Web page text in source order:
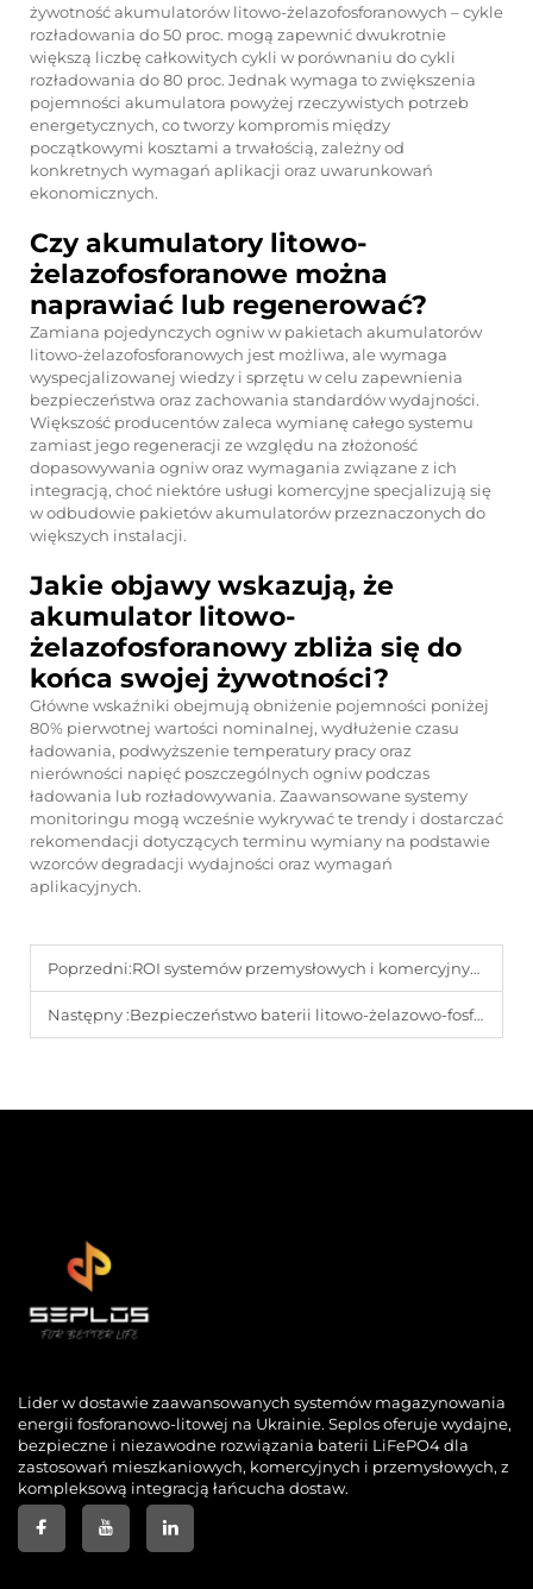
żywotność akumulatorów litowo-żelazofosforanowych – cykle
rozładowania do 50 proc. mogą zapewnić dwukrotnie
większą liczbę całkowitych cykli w porównaniu do cykli
rozładowania do 80 proc. Jednak wymaga to zwiększenia
pojemności akumulatora powyżej rzeczywistych potrzeb
energetycznych, co tworzy kompromis między
początkowymi kosztami a trwałością, zależny od
konkretnych wymagań aplikacji oraz uwarunkowań
ekonomicznych.
Czy akumulatory litowo-
żelazofosforanowe można
naprawiać lub regenerować?
Zamiana pojedynczych ogniw w pakietach akumulatorów
litowo-żelazofosforanowych jest możliwa, ale wymaga
wyspecjalizowanej wiedzy i sprzętu w celu zapewnienia
bezpieczeństwa oraz zachowania standardów wydajności.
Większość producentów zaleca wymianę całego systemu
zamiast jego regeneracji ze względu na złożoność
dopasowywania ogniw oraz wymagania związane z ich
integracją, choć niektóre usługi komercyjne specjalizują się
w odbudowie pakietów akumulatorów przeznaczonych do
większych instalacji.
Jakie objawy wskazują, że
akumulator litowo-
żelazofosforanowy zbliża się do
końca swojej żywotności?
Główne wskaźniki obejmują obniżenie pojemności poniżej
80% pierwotnej wartości nominalnej, wydłużenie czasu
ładowania, podwyższenie temperatury pracy oraz
nierówności napięć poszczególnych ogniw podczas
ładowania lub rozładowywania. Zaawansowane systemy
monitoringu mogą wcześnie wykrywać te trendy i dostarczać
rekomendacji dotyczących terminu wymiany na podstawie
wzorców degradacji wydajności oraz wymagań
aplikacyjnych.
Poprzedni:ROI systemów przemysłowych i komercyjnych magazynowania energii
Następny :Bezpieczeństwo baterii litowo-żelazowo-fosforanowych: Fakty, które musisz znać
Lider w dostawie zaawansowanych systemów magazynowania
energii fosforanowo-litowej na Ukrainie. Seplos oferuje wydajne,
bezpieczne i niezawodne rozwiązania baterii LiFePO4 dla
zastosowań mieszkaniowych, komercyjnych i przemysłowych, z
kompleksową integracją łańcucha dostaw.